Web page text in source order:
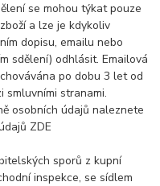
se mohou týkat pouze
a lze je kdykoliv
dopisu, emailu nebo
sdělení) odhlásit. Emailová
po dobu 3 let od
smluvními stranami.
osobních údajů naleznete
ZDE
sporů z kupní
inspekce, se sídlem